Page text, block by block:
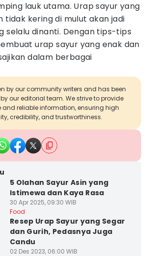
lauk utama. Urap sayur yang
tidak kering di mulut akan jadi
selalu dinanti. Dengan tips-tips
urap sayur yang enak dan
dalam berbagai
by our community writers and has been
our editorial team. We strive to provide
reliable information, ensuring high
credibility, and trustworthiness.
5 Olahan Sayur Asin yang
Istimewa dan Kaya Rasa
30 Apr 2025, 09:30 WIB
Food
Resep Urap Sayur yang Segar
dan Gurih, Pedasnya Juga
Candu
02 Des 2023, 06:00 WIB